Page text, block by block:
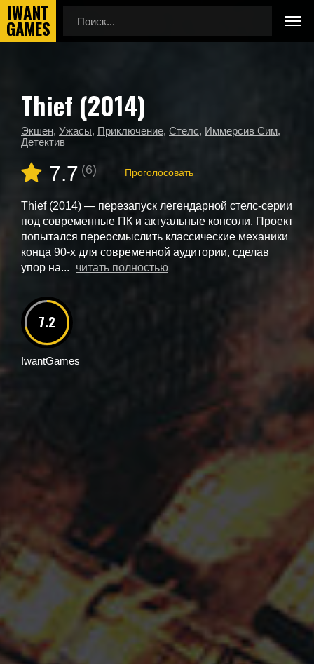
Главная
Новые игры
Thief (2014)
Thief (2014)
Экшен, Ужасы, Приключение, Стелс, Иммерсив Сим,
Детектив
7.7 (6) Проголосовать
Thief (2014) — перезапуск легендарной стелс-серии
под современные ПК и актуальные консоли. Проект
попытался переосмыслить классические механики
конца 90-х для современной аудитории, сделав
упор на...
читать полностью
7.2
IwantGames